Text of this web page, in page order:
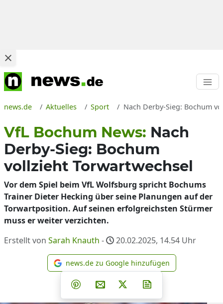
news.de Aktuelles Sport Nach Derby-Sieg: Bochum
VfL Bochum News: Nach
Derby-Sieg: Bochum
vollzieht Torwartwechsel
Vor dem Spiel beim VfL Wolfsburg spricht Bochums
Trainer Dieter Hecking über seine Planungen auf der
Torwartposition. Auf seinen erfolgreichsten Stürmer
muss er weiter verzichten.
Erstellt von Sarah Knauth - 20.02.2025, 14.54 Uhr
news.de zu Google
news.de zu Google hinzufügen
Teilen auf Facebook
Teilen auf Whatsapp
Teilen auf Telegram
Teilen auf Pinterest
Per E-Mail teilen
Post auf X